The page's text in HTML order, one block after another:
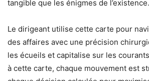
tangible que les énigmes de l’existence.
Le dirigeant utilise cette carte pour
des affaires avec une précision
les écueils et capitalise sur les
à cette carte, chaque mouvement est